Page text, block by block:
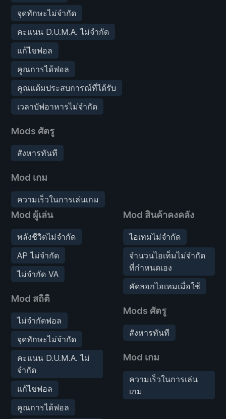
จุดทักษะไม่จำกัด
คะแนน D.U.M.A. ไม่จำกัด
แก้ไขฟอล
คูณการได้ฟอล
คูณแต้มประสบการณ์ที่ได้รับ
เวลาบัฟอาหารไม่จำกัด
Mods ศัตรู
สังหารทันที
Mod เกม
ความเร็วในการเล่นเกม
Mod ผู้เล่น
พลังชีวิตไม่จำกัด
AP ไม่จำกัด
ไม่จำกัด VA
Mod สถิติ
ไม่จำกัดฟอล
จุดทักษะไม่จำกัด
คะแนน D.U.M.A. ไม่
จำกัด
แก้ไขฟอล
คูณการได้ฟอล
Mod สินค้าคงคลัง
ไอเทมไม่จำกัด
จำนวนไอเท็มไม่จำกัด
ที่กำหนดเอง
คัดลอกไอเทมเมื่อใช้
Mods ศัตรู
สังหารทันที
Mod เกม
ความเร็วในการเล่น
เกม